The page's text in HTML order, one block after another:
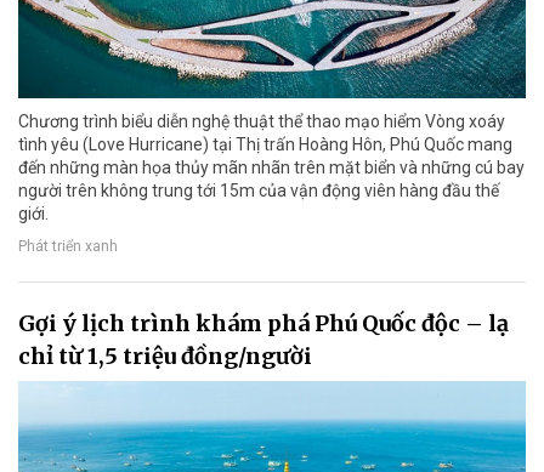
Chương trình biểu diễn nghệ thuật thể thao mạo hiểm Vòng xoáy
tình yêu (Love Hurricane) tại Thị trấn Hoàng Hôn, Phú Quốc mang
đến những màn họa thủy mãn nhãn trên mặt biển và những cú bay
người trên không trung tới 15m của vận động viên hàng đầu thế
giới.
Phát triển xanh
Gợi ý lịch trình khám phá Phú Quốc độc – lạ
chỉ từ 1,5 triệu đồng/người